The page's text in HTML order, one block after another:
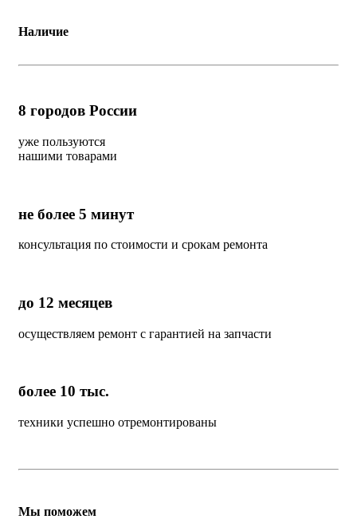
Наличие
8 городов России
уже пользуются
нашими товарами
не более 5 минут
консультация по стоимости и срокам ремонта
до 12 месяцев
осуществляем ремонт с гарантией на запчасти
более 10 тыс.
техники успешно отремонтированы
Мы поможем